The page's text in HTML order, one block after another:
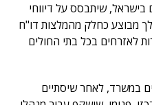
בישראל, שיתבסס על דיווחי
מבוצע כחלק מהמלצות דו"ח
לאזרחים בכל בתי החולים
במשרד, לאחר שיסתיים